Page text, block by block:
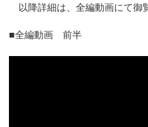
以降詳細は、全編動画にて御
■全編動画 前半